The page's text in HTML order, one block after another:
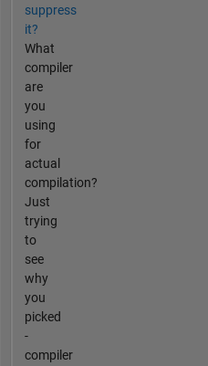
suppress
it?
What
compiler
are
you
using
for
actual
compilation?
Just
trying
to
see
why
you
picked
-
compiler